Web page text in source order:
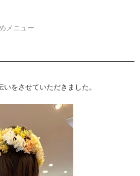
メニュー
をさせていただきました。